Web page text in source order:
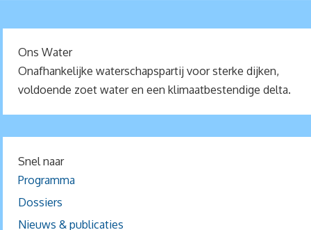
Ons Water
Onafhankelijke waterschapspartij voor sterke dijken,
voldoende zoet water en een klimaatbestendige delta.
Snel naar
Programma
Dossiers
Nieuws & publicaties